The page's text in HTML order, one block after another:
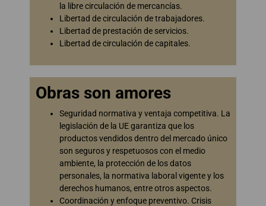
la libre circulación de mercancías.
Libertad de circulación de trabajadores.
Libertad de prestación de servicios.
Libertad de circulación de capitales.
Obras son amores
Seguridad normativa y ventaja competitiva. La
legislación de la UE garantiza que los
productos vendidos dentro del mercado único
son seguros y respetuosos con el medio
ambiente, la protección de los datos
personales, la normativa laboral vigente y los
derechos humanos, entre otros aspectos.
Coordinación y enfoque preventivo. Crisis